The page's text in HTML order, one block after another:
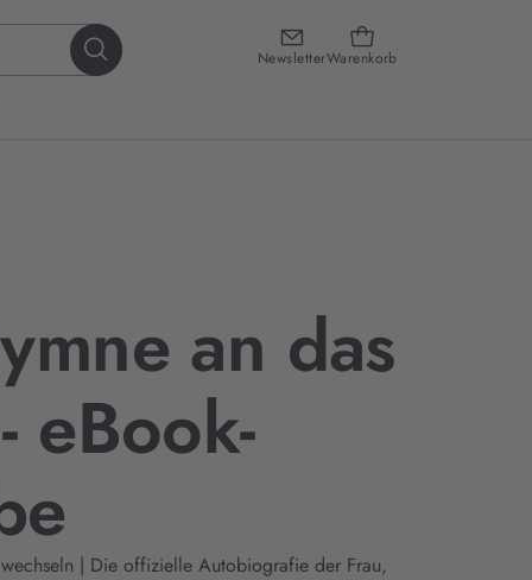
NewsletterWarenkorb
an das
eBook-
| Die offizielle Autobiografie der Frau,